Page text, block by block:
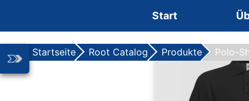
Start
Startseite Root Catalog Produkte Polo-